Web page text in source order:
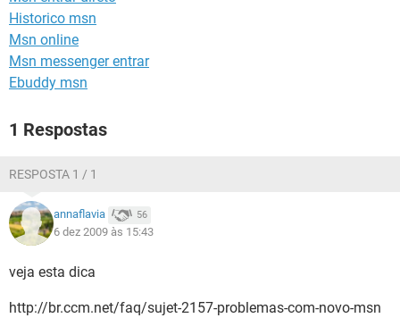
Historico msn
Msn online
Msn messenger entrar
Ebuddy msn
1 Respostas
RESPOSTA 1 / 1
annaflavia 56
6 dez 2009 às 15:43
veja esta dica
http://br.ccm.net/faq/sujet-2157-problemas-com-novo-msn